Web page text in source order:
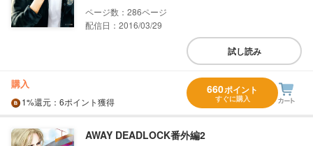
286
配信日：2016/03/29
試し読み
購入
1%還元 ：6ポイント獲得
660ポイント
すぐに購入
AWAY DEADLOCK番外編2